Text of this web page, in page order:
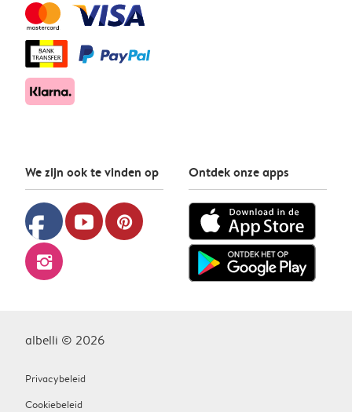
We zijn ook te vinden op
facebook youtube pinterest
instagram
Ontdek onze apps
albelli © 2026
Privacybeleid
Cookiebeleid